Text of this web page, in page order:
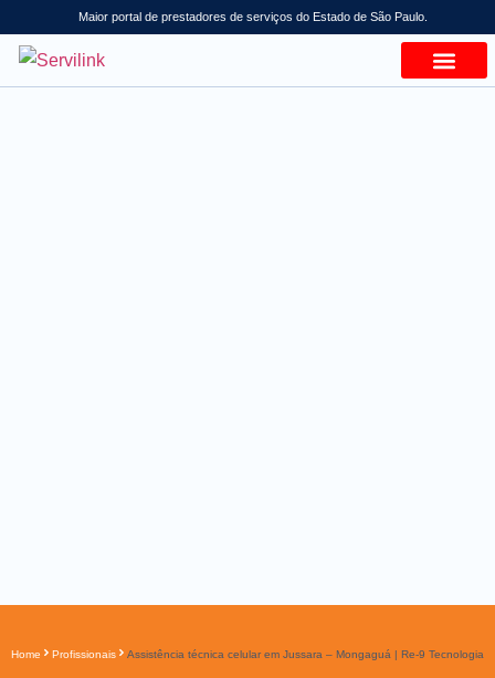
Maior portal de prestadores de serviços do Estado de São Paulo.
Home Profissionais Assistência técnica celular em Jussara – Mongaguá | Re-9 Tecnologia